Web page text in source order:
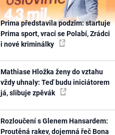
Prima představila podzim: startuje
Prima sport, vrací se Polabí, Zrádci
i nové kriminálky
Mathiase Hložka ženy do vztahu
vždy uhnaly: Teď budu iniciátorem
já, slibuje zpěvák
Rozloučení s Glenem Hansardem:
Proutěná rakev, dojemná řeč Bona